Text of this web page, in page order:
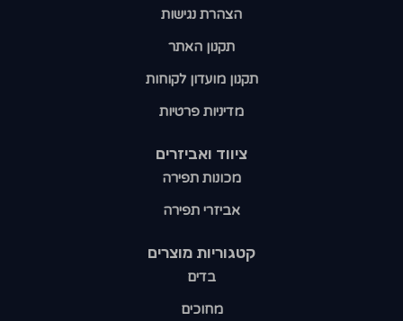
קטגוריות מוצרים​
בדים
מחוכים
ציווד ואביזרים
מכונות תפירה
אביזרי תפירה
הצהרת נגישות
תקנון האתר
תקנון מועדון לקוחות
מדיניות פרטיות